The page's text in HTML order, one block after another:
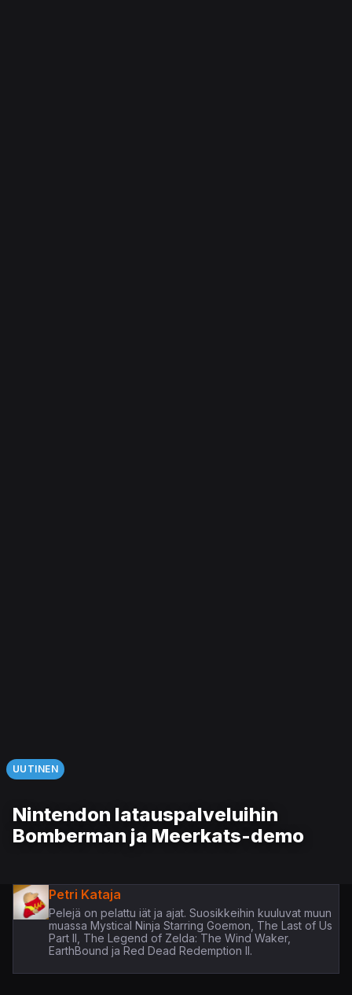
UUTINEN
Nintendon latauspalveluihin
Bomberman ja Meerkats-demo
Petri Kataja
Pelejä on pelattu iät ja ajat. Suosikkeihin kuuluvat muun
muassa Mystical Ninja Starring Goemon, The Last of Us
Part II, The Legend of Zelda: The Wind Waker,
EarthBound ja Red Dead Redemption II.